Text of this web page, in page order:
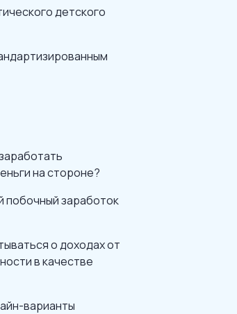
детского
на стороне?
побочный заработок
о доходах от
в качестве
варианты